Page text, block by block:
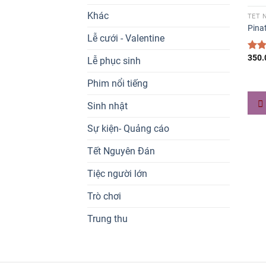
Khác
Lễ cưới - Valentine
Lễ phục sinh
Phim nổi tiếng
Sinh nhật
Sự kiện- Quảng cáo
Tết Nguyên Đán
Tiệc người lớn
Trò chơi
Trung thu
TẾT